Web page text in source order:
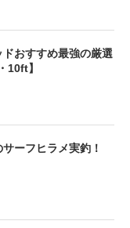
おすすめ最強の厳選
10ft】
ーフヒラメ実釣！